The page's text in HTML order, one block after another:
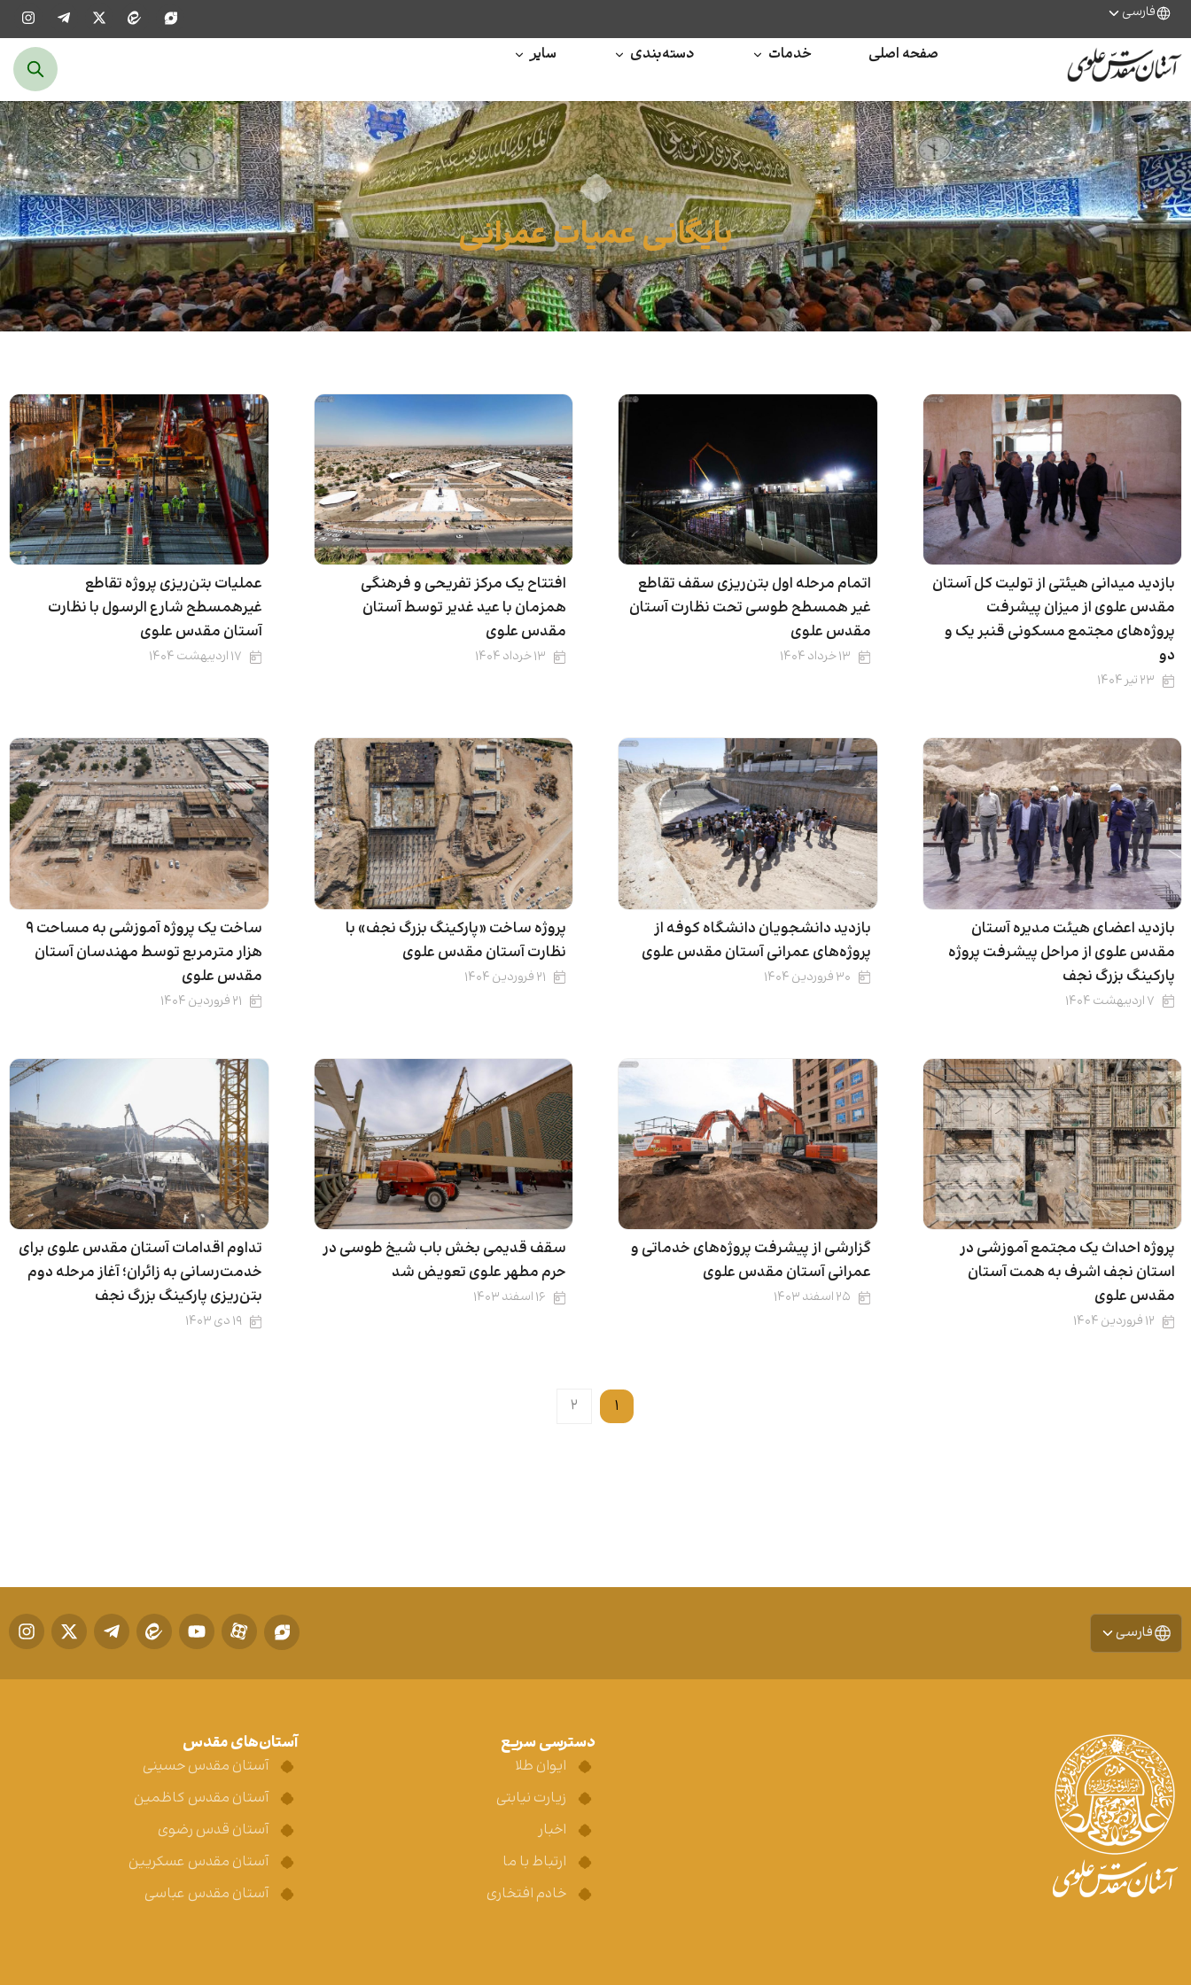
فارسی
صفحه اصلی خدمات دسته‌بندی سایر
بایگانی عمیات عمرانی
بازدید میدانی هیئتی از تولیت کل آستان
مقدس علوی از میزان پیشرفت
پروژه‌های مجتمع مسکونی قنبر یک و
دو
۲۳ تیر ۱۴۰۴
اتمام مرحله اول بتن‌ریزی سقف تقاطع
غیر همسطح طوسی تحت نظارت آستان
مقدس علوی
۱۳ خرداد ۱۴۰۴
افتتاح یک مرکز تفریحی و فرهنگی
همزمان با عید غدیر توسط آستان
مقدس علوی
۱۳ خرداد ۱۴۰۴
عملیات بتن‌ریزی پروژه تقاطع
غیرهمسطح شارع الرسول با نظارت
آستان مقدس علوی
۱۷ اردیبهشت ۱۴۰۴
بازدید اعضای هیئت مدیره آستان
مقدس علوی از مراحل پیشرفت پروژه
پارکینگ بزرگ نجف
۷ اردیبهشت ۱۴۰۴
بازدید دانشجویان دانشگاه کوفه از
پروژه‌های عمرانی آستان مقدس علوی
۳۰ فروردین ۱۴۰۴
پروژه ساخت «پارکینگ بزرگ نجف» با
نظارت آستان مقدس علوی
۲۱ فروردین ۱۴۰۴
ساخت یک پروژه آموزشی به مساحت ۹
هزار مترمربع توسط مهندسان آستان
مقدس علوی
۲۱ فروردین ۱۴۰۴
پروژه احداث یک مجتمع آموزشی در
استان نجف اشرف به همت آستان
مقدس علوی
۱۲ فروردین ۱۴۰۴
گزارشی از پیشرفت‌ پروژه‌های خدماتی و
عمرانی آستان مقدس علوی
۲۵ اسفند ۱۴۰۳
سقف قدیمی بخش باب شیخ طوسی در
حرم مطهر علوی تعویض شد
۱۶ اسفند ۱۴۰۳
تداوم اقدامات آستان مقدس علوی برای
خدمت‌رسانی به زائران؛ آغاز مرحله دوم
بتن‌ریزی پارکینگ بزرگ نجف
۱۹ دی ۱۴۰۳
۱ ۲
فارسی
دسترسی سریع
ایوان طلا
زیارت نیابتی
اخبار
ارتباط با ما
خادم افتخاری
آستان‌های مقدس
آستان مقدس حسینی
آستان مقدس کاظمین
آستان قدس رضوی
آستان مقدس عسکریین
آستان مقدس عباسی